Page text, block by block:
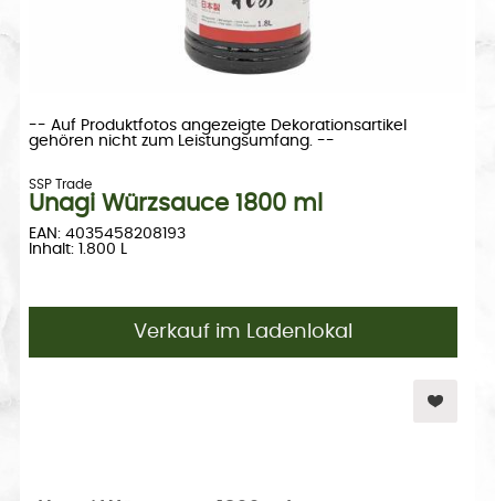
-- Auf Produktfotos angezeigte Dekorationsartikel
gehören nicht zum Leistungsumfang. --
SSP Trade
Unagi Würzsauce 1800 ml
EAN: 4035458208193
Inhalt: 1.800 L
Verkauf im Ladenlokal